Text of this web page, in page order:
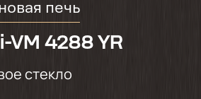
печь
VM 4288 YR
стекло